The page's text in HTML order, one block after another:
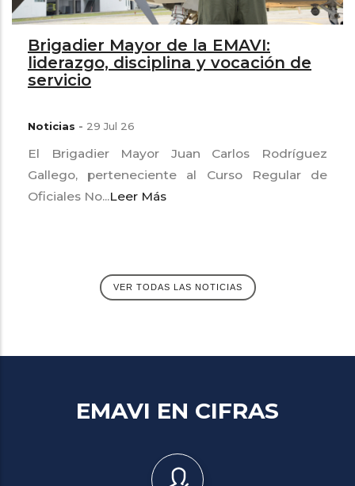
Brigadier Mayor de la EMAVI:
liderazgo, disciplina y vocación de
servicio
Noticias - 29 Jul 26
El Brigadier Mayor Juan Carlos Rodríguez
Gallego, perteneciente al Curso Regular de
Oficiales No...Leer Más
VER TODAS LAS NOTICIAS
EMAVI EN CIFRAS